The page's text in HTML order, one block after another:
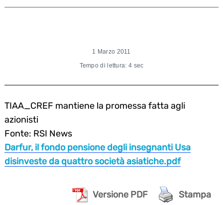
1 Marzo 2011
Tempo di lettura: 4 sec
TIAA_CREF mantiene la promessa fatta agli
azionisti
Fonte: RSI News
Darfur, il fondo pensione degli insegnanti Usa
disinveste da quattro società asiatiche.pdf
Versione PDF Stampa